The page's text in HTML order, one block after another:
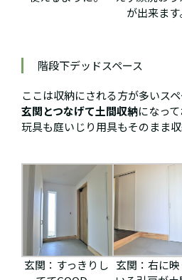
が出来ます
階段下デッドスペース
ここは収納にされる方が多いス
玄関とつなげて土間収納になっ
玩具も庭いじり用具もそのまま収
玄関：すっきりし 玄関：右に映